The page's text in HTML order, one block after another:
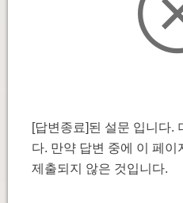
[답변종료]된 설문 입니다.
다. 만약 답변 중에 이 페이
제출되지 않은 것입니다.